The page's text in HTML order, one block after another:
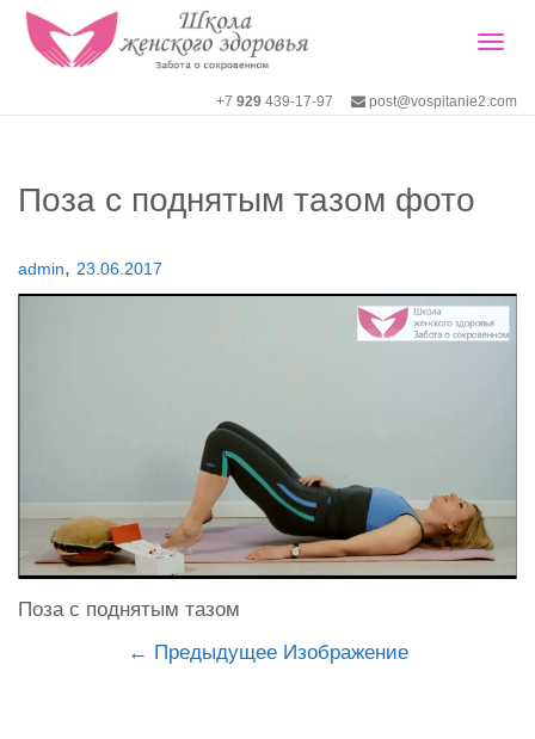
+7 929 439-17-97 post@vospitanie2.com
Поза с поднятым тазом фото
admin, 23.06.2017
Поза с поднятым тазом
Предыдущее Изображение